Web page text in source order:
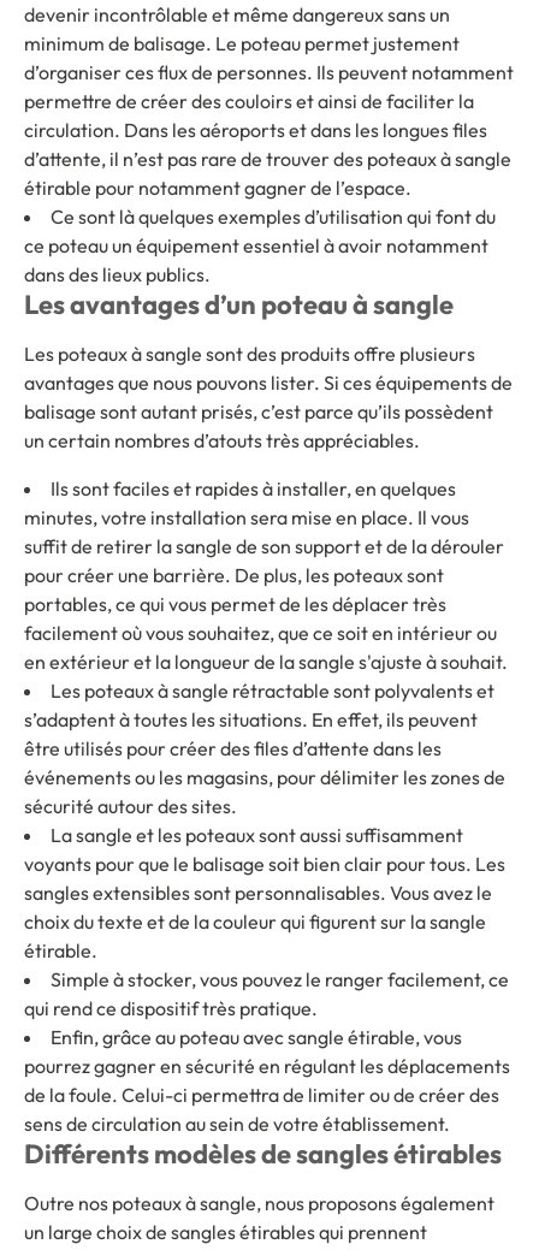
devenir incontrôlable et même dangereux sans un
minimum de balisage. Le poteau permet justement
d’organiser ces flux de personnes. Ils peuvent notamment
permettre de créer des couloirs et ainsi de faciliter la
circulation. Dans les aéroports et dans les longues files
d’attente, il n’est pas rare de trouver des poteaux à sangle
étirable pour notamment gagner de l’espace.
Ce sont là quelques exemples d’utilisation qui font du
ce poteau un équipement essentiel à avoir notamment
dans des lieux publics.
Les avantages d’un poteau à sangle
Les poteaux à sangle sont des produits offre plusieurs
avantages que nous pouvons lister. Si ces équipements de
balisage sont autant prisés, c’est parce qu’ils possèdent
un certain nombres d’atouts très appréciables.
Ils sont faciles et rapides à installer, en quelques
minutes, votre installation sera mise en place. Il vous
suffit de retirer la sangle de son support et de la dérouler
pour créer une barrière. De plus, les poteaux sont
portables, ce qui vous permet de les déplacer très
facilement où vous souhaitez, que ce soit en intérieur ou
en extérieur et la longueur de la sangle s'ajuste à souhait.
Les poteaux à sangle rétractable sont polyvalents et
s’adaptent à toutes les situations. En effet, ils peuvent
être utilisés pour créer des files d’attente dans les
événements ou les magasins, pour délimiter les zones de
sécurité autour des sites.
La sangle et les poteaux sont aussi suffisamment
voyants pour que le balisage soit bien clair pour tous. Les
sangles extensibles sont personnalisables. Vous avez le
choix du texte et de la couleur qui figurent sur la sangle
étirable.
Simple à stocker, vous pouvez le ranger facilement, ce
qui rend ce dispositif très pratique.
Enfin, grâce au poteau avec sangle étirable, vous
pourrez gagner en sécurité en régulant les déplacements
de la foule. Celui-ci permettra de limiter ou de créer des
sens de circulation au sein de votre établissement.
Différents modèles de sangles étirables
Outre nos poteaux à sangle, nous proposons également
un large choix de sangles étirables qui prennent